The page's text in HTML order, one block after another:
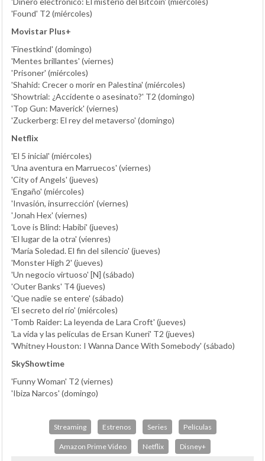
'Found' T2 (miércoles)
Movistar Plus+
'Finestkind' (domingo)
'Mentes brillantes' (viernes)
'Prisoner' (miércoles)
'Shahid: Crecer o morir en Palestina' (miércoles)
'Showtrial: ¿Accidente o asesinato?' T2 (domingo)
'Top Gun: Maverick' (viernes)
'Zuckerberg: El rey del metaverso' (domingo)
Netflix
'El 5 inicial' (miércoles)
'Una aventura en Marruecos' (viernes)
'City of Angels' (jueves)
'Engaño' (miércoles)
'Invasión, insurrección' (viernes)
'Jonah Hex' (viernes)
'Love is Blind: Habibi' (jueves)
'El lugar de la otra' (vienres)
'María Soledad. El fin del silencio' (jueves)
'Monster High 2' (jueves)
'Un negocio virtuoso' [N] (sábado)
'Outer Banks' T4 (jueves)
'Que nadie se entere' (sábado)
'El secreto del río' (miércoles)
'Tomb Raider: La leyenda de Lara Croft' (jueves)
'La vida y las películas de Ersan Kuneri' T2 (jueves)
'Whitney Houston: I Wanna Dance With Somebody' (sábado)
SkyShowtime
'Funny Woman' T2 (viernes)
'Ibiza Narcos' (domingo)
Streaming Estrenos Series Películas
Amazon Prime Video Netflix Disney+